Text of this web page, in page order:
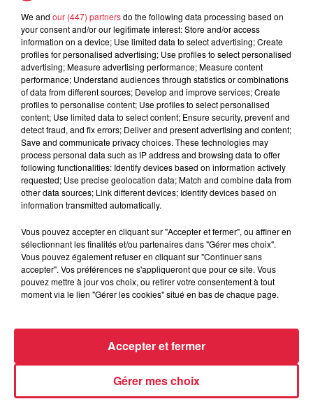
6 août 2026
Les dernières infos sur la venue du
pape à Metz en septembre
Dans la même série
Le Mix de Nono #167
Le Mix de Nono #166
Le Mix de Nono #165
We and our (447) partnersdo the following data processing based on
your consent and/or our legitimate interest: Store and/or access
information on a device; Use limited data to select advertising; Create
profiles for personalised advertising; Use profiles to select personalised
advertising; Measure advertising performance; Measure content
performance; Understand audiences through statistics or combinations
of data from different sources; Develop and improve services; Create
profiles to personalise content; Use profiles to select personalised
content; Use limited data to select content; Ensure security, prevent and
detect fraud, and fix errors; Deliver and present advertising and content;
Save and communicate privacy choices. These technologies may
process personal data such as IP address and browsing data to offer
following functionalities: Identify devices based on information actively
requested; Use precise geolocation data; Match and combine data from
other data sources; Link different devices; Identify devices based on
information transmitted automatically.
Vous pouvez accepter en cliquant sur "Accepter et fermer", ou affiner en
sélectionnant les finalités et/ou partenaires dans "Gérer mes choix".
Vous pouvez également refuser en cliquant sur "Continuer sans
accepter". Vos préférences ne s'appliqueront que pour ce site. Vous
pouvez mettre à jour vos choix, ou retirer votre consentement à tout
moment via le lien "Gérer les cookies" situé en bas de chaque page.
Gérer mes choix
Accepter et fermer